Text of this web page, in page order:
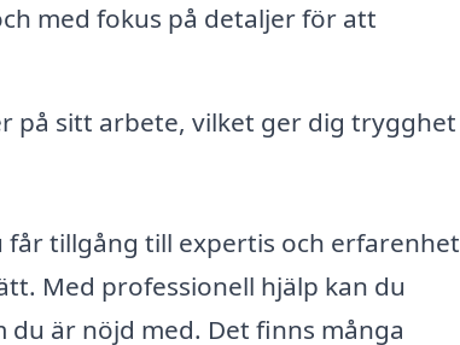
med fokus på detaljer för att
på sitt arbete, vilket ger dig trygghet
tillgång till expertis och erfarenhet
Med professionell hjälp kan du
är nöjd med. Det finns många